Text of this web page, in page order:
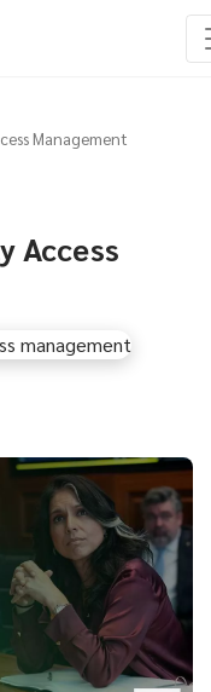
Management
Access